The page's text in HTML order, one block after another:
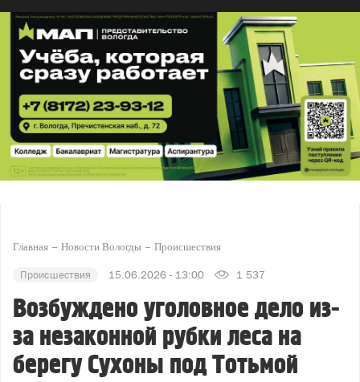
Главная Новости Вологды Происшествия
Происшествия 15.06.2026 - 13:00 1 537
Возбуждено уголовное дело из-
за незаконной рубки леса на
берегу Сухоны под Тотьмой